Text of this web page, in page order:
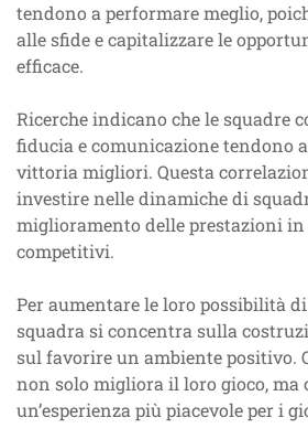
tendono a performare meglio,
alle sfide e capitalizzare le
efficace.
Ricerche indicano che le squadre
fiducia e comunicazione tendono
vittoria migliori. Questa
investire nelle dinamiche di
miglioramento delle prestazioni
competitivi.
Per aumentare le loro possibilità di
squadra si concentra sulla
sul favorire un ambiente positivo.
non solo migliora il loro gioco, ma
un’esperienza più piacevole per i